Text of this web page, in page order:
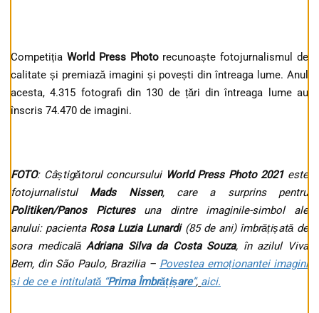
Competiția World Press Photorecunoaște fotojurnalismul de
calitate și premiază imagini și povești din întreaga lume. Anul
acesta, 4.315 fotografi din 130 de țări din întreaga lume au
înscris 74.470 de imagini.
FOTO: Câștigătorul concursului World Press Photo 2021este
fotojurnalistul Mads Nissen, care a surprins pentru
Politiken/Panos Picturesuna dintre imaginile-simbol ale
anului: pacienta Rosa Luzia Lunardi(85 de ani) îmbrățișată de
sora medicalăAdriana Silva da Costa Souza, în azilul Viva
Bem, din São Paulo, Brazilia – Povestea emoționantei imagini
și de ce e intitulată “Prima Îmbrățișare”, aici.